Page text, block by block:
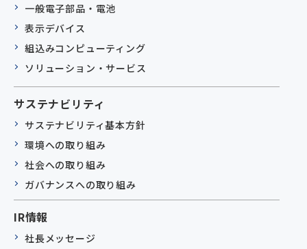
一般電子部品・電池
表示デバイス
組込みコンピューティング
ソリューション・サービス
サステナビリティ
サステナビリティ基本方針
環境への取り組み
社会への取り組み
ガバナンスへの取り組み
IR情報
社長メッセージ